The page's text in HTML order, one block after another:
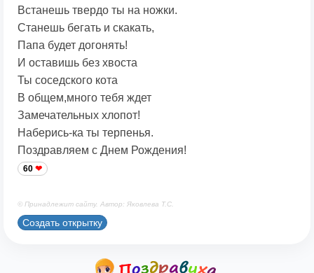
Встанешь твердо ты на ножки.
Станешь бегать и скакать,
Папа будет догонять!
И оставишь без хвоста
Ты соседского кота
В общем,много тебя ждет
Замечательных хлопот!
Наберись-ка ты терпенья.
Поздравляем с Днем Рождения!
60
© Принадлежит сайту. Автор: Яковлева Т.С.
Создать открытку